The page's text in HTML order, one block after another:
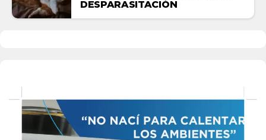
DESPARASITACIÓN